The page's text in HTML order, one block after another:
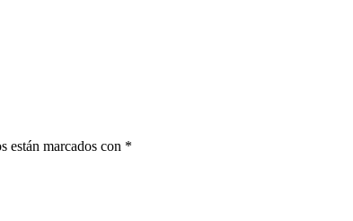
están marcados con *